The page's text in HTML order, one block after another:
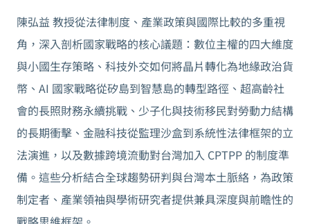
陳弘益 教授從法律制度、產業政策與國際比較的多重視
角，深入剖析國家戰略的核心議題：數位主權的四大維度
與小國生存策略、科技外交如何將晶片轉化為地緣政治貨
幣、AI 國家戰略從矽島到智慧島的轉型路徑、超高齡社
會的長照財務永續挑戰、少子化與技術移民對勞動力結構
的長期衝擊、金融科技從監理沙盒到系統性法律框架的立
法演進，以及數據跨境流動對台灣加入 CPTPP 的制度準
備。這些分析結合全球趨勢研判與台灣本土脈絡，為政策
制定者、產業領袖與學術研究者提供兼具深度與前瞻性的